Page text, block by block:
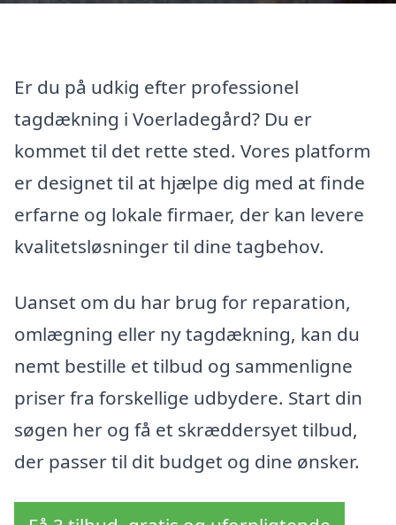
Er du på udkig efter professionel
tagdækning i Voerladegård? Du er
kommet til det rette sted. Vores platform
er designet til at hjælpe dig med at finde
erfarne og lokale firmaer, der kan levere
kvalitetsløsninger til dine tagbehov.
Uanset om du har brug for reparation,
omlægning eller ny tagdækning, kan du
nemt bestille et tilbud og sammenligne
priser fra forskellige udbydere. Start din
søgen her og få et skræddersyet tilbud,
der passer til dit budget og dine ønsker.